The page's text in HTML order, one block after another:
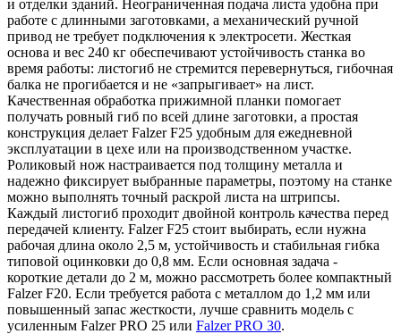
и отделки зданий. Неограниченная подача листа удобна при
работе с длинными заготовками, а механический ручной
привод не требует подключения к электросети. Жесткая
основа и вес 240 кг обеспечивают устойчивость станка во
время работы: листогиб не стремится перевернуться, гибочная
балка не прогибается и не «запрыгивает» на лист.
Качественная обработка прижимной планки помогает
получать ровный гиб по всей длине заготовки, а простая
конструкция делает Falzer F25 удобным для ежедневной
эксплуатации в цехе или на производственном участке.
Роликовый нож настраивается под толщину металла и
надежно фиксирует выбранные параметры, поэтому на станке
можно выполнять точный раскрой листа на штрипсы.
Каждый листогиб проходит двойной контроль качества перед
передачей клиенту. Falzer F25 стоит выбирать, если нужна
рабочая длина около 2,5 м, устойчивость и стабильная гибка
типовой оцинковки до 0,8 мм. Если основная задача -
короткие детали до 2 м, можно рассмотреть более компактный
Falzer F20. Если требуется работа с металлом до 1,2 мм или
повышенный запас жесткости, лучше сравнить модель с
усиленным Falzer PRO 25 или Falzer PRO 30.